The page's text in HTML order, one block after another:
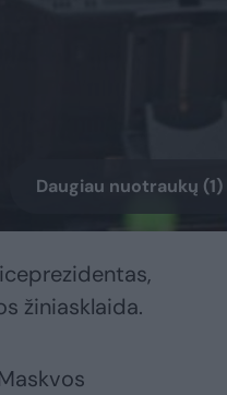
Daugiau nuotraukų (1)
žiniasklaida.